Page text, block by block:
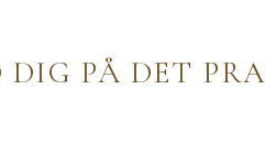
DIG PÅ DET